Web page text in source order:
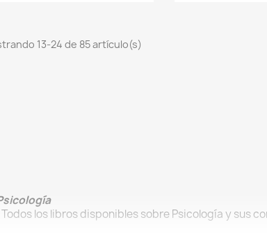
13-24 de 85 artículo(s)
Todos los libros disponibles sobre Psicología y sus